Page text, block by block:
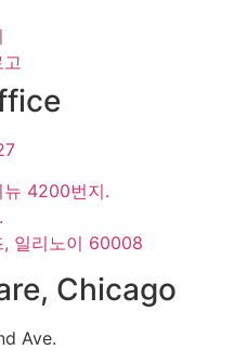
뉴 4200번지.
, 일리노이 60008
Chicago
Ave.